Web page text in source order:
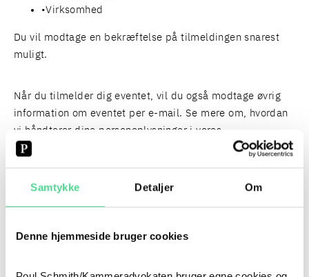
Samtykke Detaljer Om
Denne hjemmeside bruger cookies
Virksomhed
Du vil modtage en bekræftelse på tilmeldingen snarest
muligt.
Når du tilmelder dig eventet, vil du også modtage øvrig
information om eventet per e-mail. Se mere om, hvordan
vi håndterer dine personoplysninger i vores
databeskyttelsespolitik
PERSONER
FIND HER